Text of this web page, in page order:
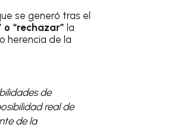
se generó tras el
“rechazar” la
herencia de la
de
real de
de la